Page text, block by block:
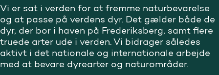
Vi er sat i verden for at fremme naturbevarelse
og at passe på verdens dyr. Det gælder både de
dyr, der bor i haven på Frederiksberg, samt flere
truede arter ude i verden. Vi bidrager således
aktivt i det nationale og internationale arbejde
med at bevare dyrearter og naturområder.